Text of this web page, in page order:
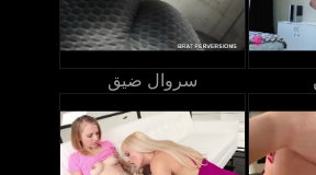
سروال ضيق